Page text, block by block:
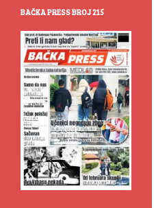
BAČKA PRESS BROJ 215